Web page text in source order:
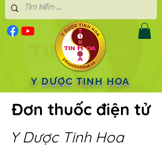
Y DƯỢC TINH HOA
Đơn thuốc điện tử
Y Dược Tinh Hoa